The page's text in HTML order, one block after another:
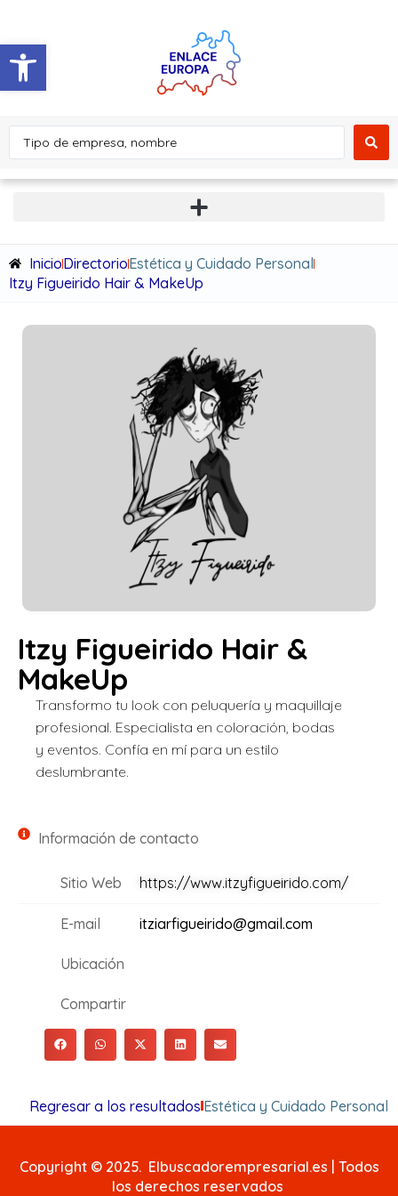
Abrir barra de herramientas
InicioDirectorioEstética y Cuidado Personal
Itzy Figueirido Hair & MakeUp
Itzy Figueirido Hair &
MakeUp
Transformo tu look con peluquería y maquillaje
profesional. Especialista en coloración, bodas
y eventos. Confía en mí para un estilo
deslumbrante.
Información de contacto
Sitio Web https://www.itzyfigueirido.com/
E-mail itziarfigueirido@gmail.com
Ubicación
Compartir
Regresar a los resultadosEstética y Cuidado Personal
Copyright © 2025. Elbuscadorempresarial.es | Todos
los derechos reservados